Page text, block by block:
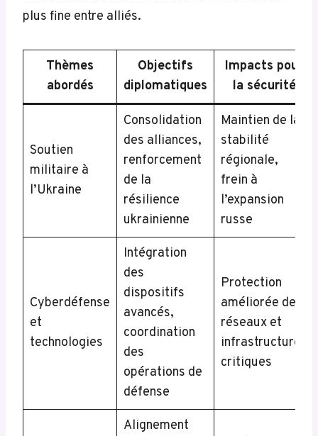
plus fine entre alliés.
Thèmes
abordés
Objectifs
diplomatiques
Impacts pour
la sécurité
Soutien
militaire à
l’Ukraine
Consolidation
des alliances,
renforcement
de la
résilience
ukrainienne
Maintien de la
stabilité
régionale,
frein à
l’expansion
russe
Cyberdéfense
et
technologies
Intégration
des
dispositifs
avancés,
coordination
des
opérations de
défense
Protection
améliorée des
réseaux et
infrastructures
critiques
Alignement